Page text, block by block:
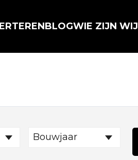
BLOGWIE ZIJN WIJ
Bouwjaar